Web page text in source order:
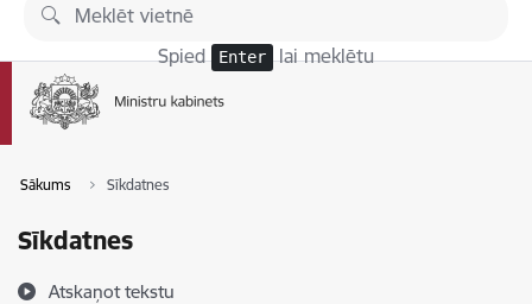
Pāriet uz lapas saturu
Spied Enter lai meklētu
Sākums Sīkdatnes
Sīkdatnes
Atskaņot tekstu